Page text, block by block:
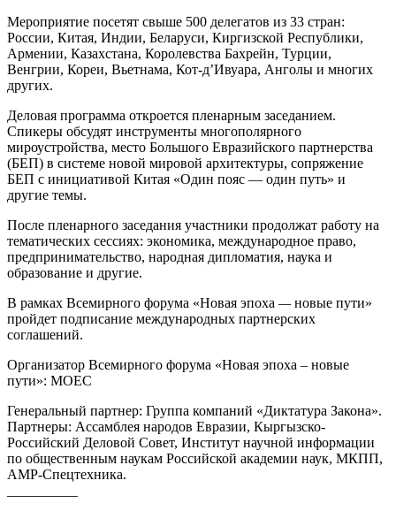
Мероприятие посетят свыше 500 делегатов из 33 стран:
России, Китая, Индии, Беларуси, Киргизской Республики,
Армении, Казахстана, Королевства Бахрейн, Турции,
Венгрии, Кореи, Вьетнама, Кот-д’Ивуара, Анголы и многих
других.
Деловая программа откроется пленарным заседанием.
Спикеры обсудят инструменты многополярного
мироустройства, место Большого Евразийского партнерства
(БЕП) в системе новой мировой архитектуры, сопряжение
БЕП с инициативой Китая «Один пояс — один путь» и
другие темы.
После пленарного заседания участники продолжат работу на
тематических сессиях: экономика, международное право,
предпринимательство, народная дипломатия, наука и
образование и другие.
В рамках Всемирного форума «Новая эпоха —новые пути»
пройдет подписание международных партнерских
соглашений.
Организатор Всемирного форума «Новая эпоха – новые
пути»: МОЕС
Генеральный партнер: Группа компаний «Диктатура Закона».
Партнеры: Ассамблея народов Евразии, Кыргызско-
Российский Деловой Совет, Институт научной информации
по общественным наукам Российской академии наук, МКПП,
АМР-Спецтехника.